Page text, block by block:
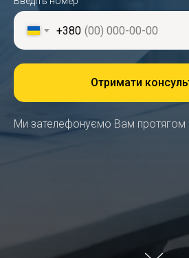
+380
Отримати
Ми зателефонуємо Вам протягом